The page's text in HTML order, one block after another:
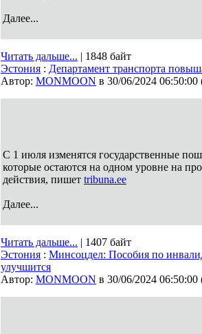
Далее...
Читать дальше... | 1848 байт
Эстония : Департамент транспорта
Автор: MONMOON в 30/06/2024 06:50:00
С 1 июля изменятся государственные
которые остаются на одном уровне на
действия, пишет tribuna.ee
Далее...
Читать дальше... | 1407 байт
Эстония : Минсоцдел: Пособия по
улучшится
Автор: MONMOON в 30/06/2024 06:50:00